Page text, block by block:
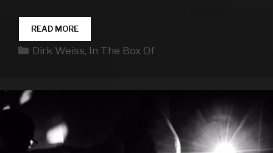
READ MOREIN
THE
BOX
Kategorien
Dirk Weiss, In The Box Of